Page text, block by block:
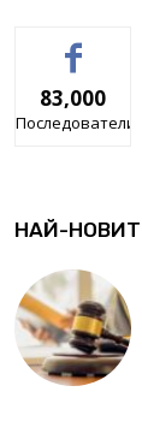
83,000
Последователи
НАЙ-